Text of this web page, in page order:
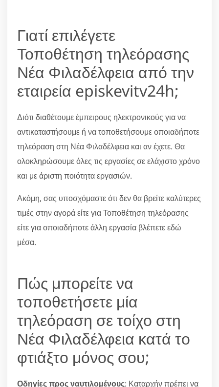
Γιατί επιλέγετε
Τοποθέτηση τηλεόρασης
Νέα Φιλαδέλφεια από την
εταιρεία episkevitv24h;
Διότι διαθέτουμε έμπειρους ηλεκτρονικούς για να
αντικαταστήσουμε ή να τοποθετήσουμε οποιαδήποτε
τηλεόραση στη Νέα Φιλαδέλφεια και αν έχετε. Θα
ολοκληρώσουμε όλες τις εργασίες σε ελάχιστο χρόνο
και με άριστη ποιότητα εργασιών.
Ακόμη, σας υποσχόμαστε ότι δεν θα βρείτε καλύτερες
τιμές στην αγορά είτε για Τοποθέτηση τηλεόρασης
είτε για οποιαδήποτε άλλη εργασία βλέπετε εδώ
μέσα.
Πώς μπορείτε να
τοποθετήσετε μία
τηλεόραση σε τοίχο στη
Νέα Φιλαδέλφεια κατά το
φτιάξτο μόνος σου;
Οδηγίες προς ναυτιλομένους: Καταρχήν πρέπει να